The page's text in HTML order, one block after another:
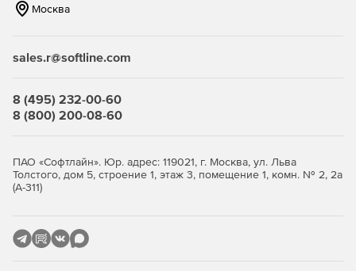
Москва
sales.r@softline.com
8 (495) 232-00-60
8 (800) 200-08-60
ПАО «Софтлайн». Юр. адрес: 119021, г. Москва, ул. Льва
Толстого, дом 5, строение 1, этаж 3, помещение 1, комн. № 2, 2а
(А-311)